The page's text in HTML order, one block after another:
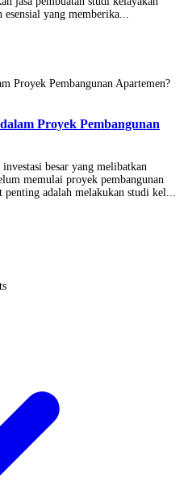
yang memberika...
Proyek Pembangunan
besar yang melibatkan
memulai proyek pembangunan
adalah melakukan studi kel...